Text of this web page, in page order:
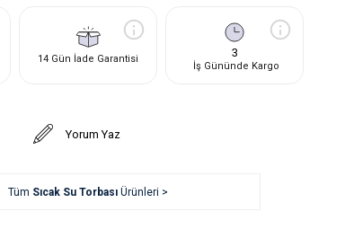
14 Gün İade Garantisi 3
İş Gününde Kargo
Yorum Yaz
Tüm Sıcak Su Torbası Ürünleri >